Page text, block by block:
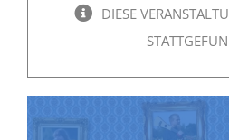
DIESE
Die
´19